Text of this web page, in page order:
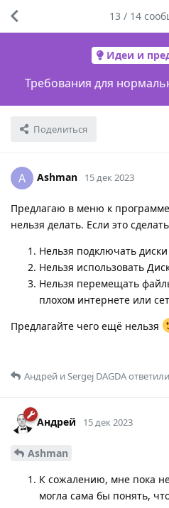
Идеи и
Требования для
Поделиться
13 / 14
A Ashman 15 дек 2023
Предлагаю в меню к
нельзя делать. Если это
Нельзя подключать
Нельзя использовать
Нельзя перемещать
плохом интернете или
Предлагайте чего ещё нельзя
Андрей иSergej DAGDA
Андрей 15 дек 2023
Ashman
К сожалению, мне пока
могла сама бы понять,